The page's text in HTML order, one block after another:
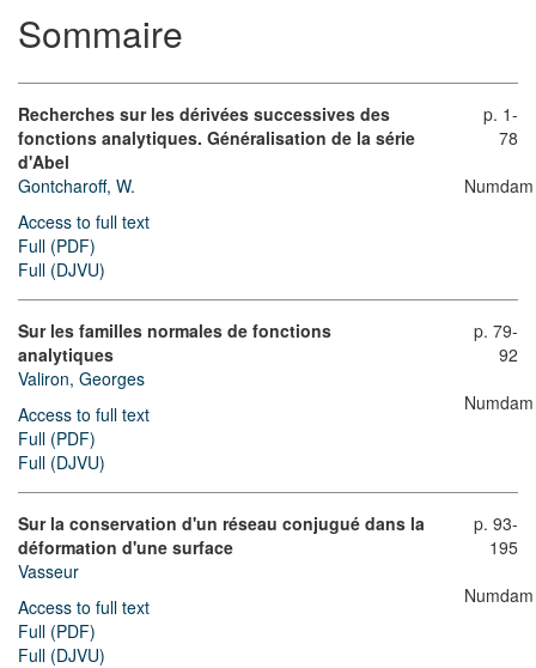
Sommaire
Recherches sur les dérivées successives des
fonctions analytiques. Généralisation de la série
d'Abel
Gontcharoff, W.
Access to full text
Full (PDF)
Full (DJVU)
p. 1-
78
Numdam
Sur les familles normales de fonctions
analytiques
Valiron, Georges
Access to full text
Full (PDF)
Full (DJVU)
p. 79-
92
Numdam
Sur la conservation d'un réseau conjugué dans la
déformation d'une surface
Vasseur
Access to full text
Full (PDF)
Full (DJVU)
p. 93-
195
Numdam